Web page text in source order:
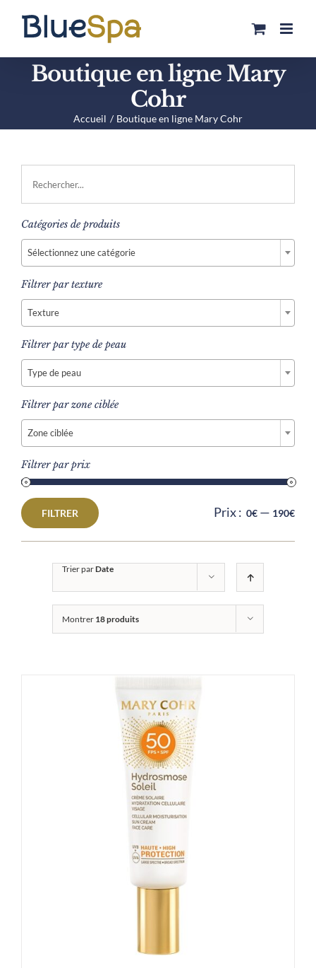
contenu
Boutique en ligne Mary
Cohr
Accueil Boutique en ligne Mary Cohr
Trier parDate
Montrer 18 produits
Catégories de produits
Sélectionnez une catégorie
Filtrer par texture
Texture
Filtrer par type de peau
Type de peau
Filtrer par zone ciblée
Zone ciblée
Filtrer par prix
Prix
min
Prix
max
FILTRER Prix : 0€ — 190€